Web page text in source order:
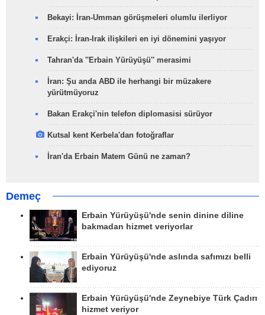
Bekayi: İran-Umman görüşmeleri olumlu ilerliyor
Erakçi: İran-Irak ilişkileri en iyi dönemini yaşıyor
Tahran'da ''Erbain Yürüyüşü'' merasimi
İran: Şu anda ABD ile herhangi bir müzakere
yürütmüyoruz
Bakan Erakçi'nin telefon diplomasisi sürüyor
Kutsal kent Kerbela'dan fotoğraflar
İran'da Erbain Matem Günü ne zaman?
Demeç
Erbain Yürüyüşü'nde senin dinine diline
bakmadan hizmet veriyorlar
Erbain Yürüyüşü'nde aslında safımızı belli
ediyoruz
Erbain Yürüyüşü'nde Zeynebiye Türk Çadırı
hizmet veriyor